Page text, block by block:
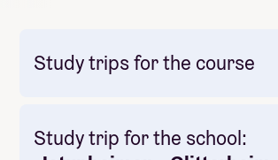
Study trips for the course
Mandatory: Yes
Price: Included in course price
Study trip for the school: